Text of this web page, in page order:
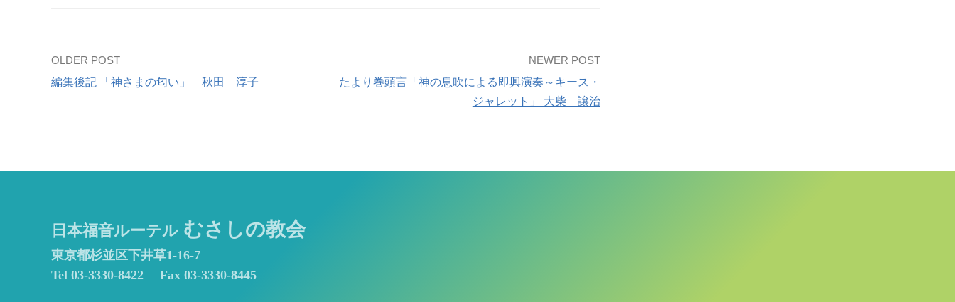
Post
navigation
OLDER POST
編集後記 「神さまの匂い」 秋田 淳子
NEWER POST
たより巻頭言「神の息吹による即興演奏～キース・
ジャレット」 大柴 譲治
日本福音ルーテル むさしの教会
東京都杉並区下井草1-16-7
Tel 03-3330-8422
Fax 03-3330-8445